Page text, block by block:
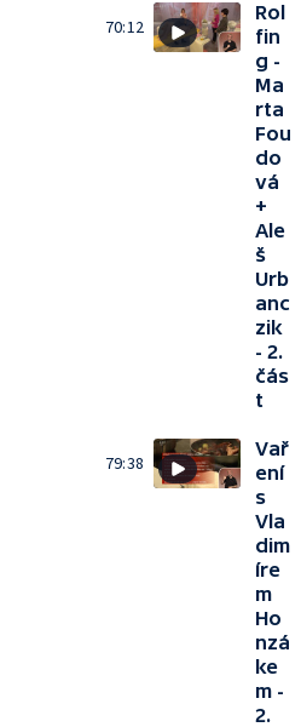
70:12
Rol
fin
g -
Ma
rta
Fou
do
vá
+
Ale
š
Urb
anc
zik
- 2.
čás
t
79:38
Vař
ení
s
Vla
dim
íre
m
Ho
nzá
ke
m -
2.